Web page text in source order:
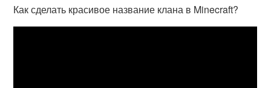
Как сделать красивое название клана в Minecraft?